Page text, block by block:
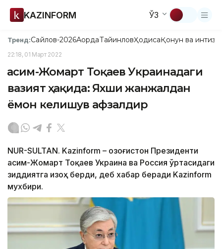
KAZINFORM ЎЗ
Тренд:Сайлов-2026АқордаТайинловҲодисаҚонун ва
22:18, 01 Март 2022
Қасим-Жомарт Тоқаев Украинадаги
вазият ҳақида: Яхши жанжалдан
ёмон келишув афзалдир
NUR-SULTAN. Kazinform – Қозоғистон Президенти
Қасим-Жомарт Тоқаев Украина ва Россия ўртасидаги
зиддиятга изоҳ берди, деб хабар беради Kazinform
мухбири.